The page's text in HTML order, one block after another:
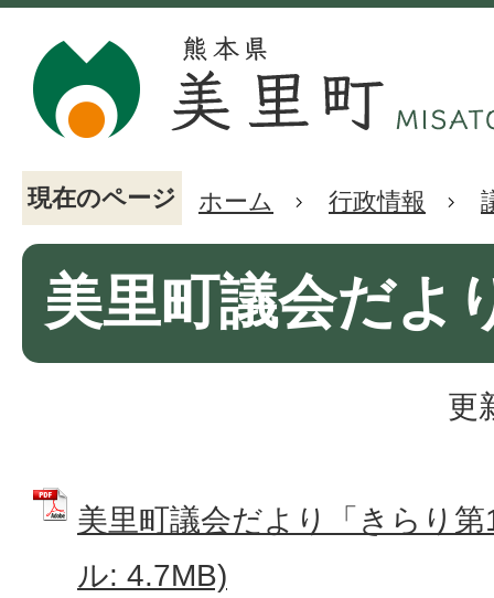
現在のページ ホーム 行政情報
美里町議会だよ
更
美里町議会だより「きらり
ル: 4.7MB)